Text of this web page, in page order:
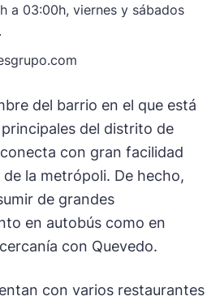
a 03:00h, viernes y sábados
del barrio en el que está
del distrito de
con gran facilidad
la metrópoli. De hecho,
de grandes
en autobús como en
con Quevedo.
con varios restaurantes